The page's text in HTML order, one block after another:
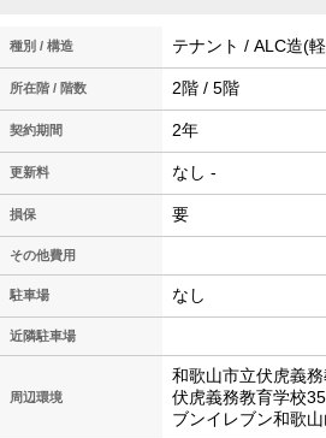
種別 / 構造 テナント / ALC造(
所在階 / 階数 2階 / 5階
契約期間 2年
更新料 なし -
損保 要
その他費用
駐車場 なし
近隣駐車場
周辺環境
和歌山市立伏虎義
伏虎義務教育学校
ブンイレブン和歌